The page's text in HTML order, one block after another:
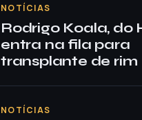
NOTÍCIAS
Rodrigo Koala, do
entra na fila para
transplante de rim
NOTÍCIAS